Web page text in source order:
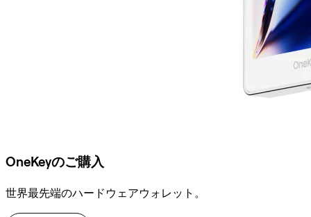
OneKeyのご購入
世界最先端のハードウェアウォレット。